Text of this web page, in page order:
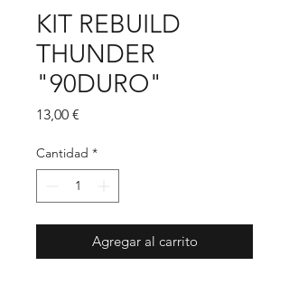
KIT REBUILD
THUNDER
"90DURO"
13,00 €
Cantidad *
Agregar al carrito